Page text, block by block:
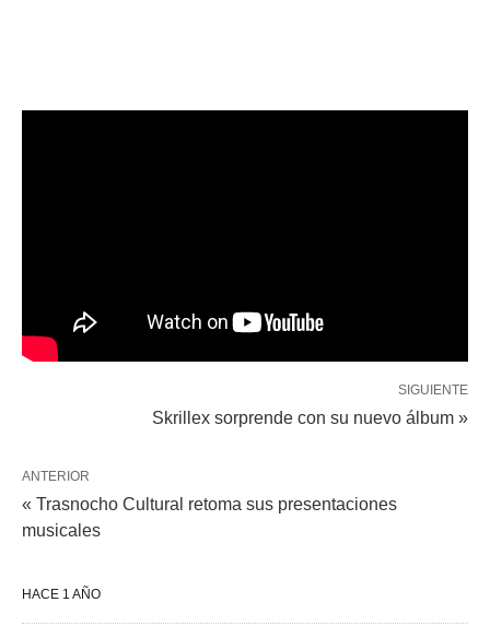
SIGUIENTE
Skrillex sorprende con su nuevo álbum »
ANTERIOR
« Trasnocho Cultural retoma sus presentaciones
musicales
HACE 1 AÑO